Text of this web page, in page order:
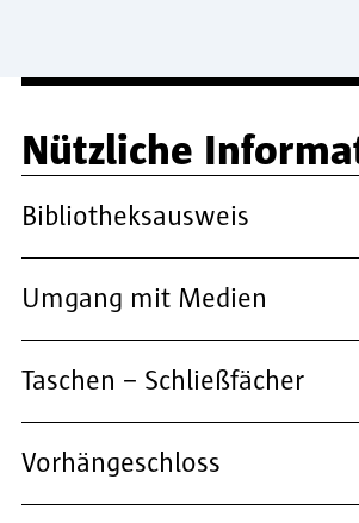
Nützliche
Bibliotheksausweis
Umgang mit Medien
Taschen – Schließfächer
Vorhängeschloss